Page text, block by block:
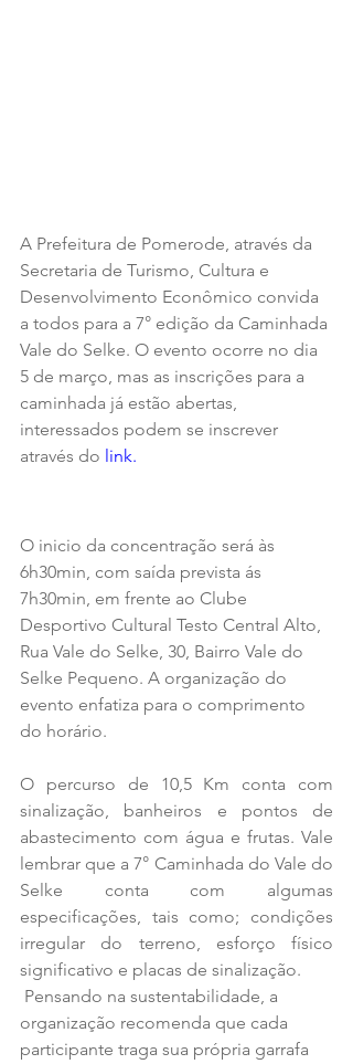
A Prefeitura de Pomerode, através da
Secretaria de Turismo, Cultura e
Desenvolvimento Econômico convida
a todos para a 7° edição da Caminhada
Vale do Selke. O evento ocorre no dia
5 de março, mas as inscrições para a
caminhada já estão abertas,
interessados podem se inscrever
através do link.
O inicio da concentração será às
6h30min, com saída prevista ás
7h30min, em frente ao Clube
Desportivo Cultural Testo Central Alto,
Rua Vale do Selke, 30, Bairro Vale do
Selke Pequeno. A organização do
evento enfatiza para o comprimento
do horário.
O percurso de 10,5 Km conta com
sinalização, banheiros e pontos de
abastecimento com água e frutas. Vale
lembrar que a 7° Caminhada do Vale do
Selke conta com algumas
especificações, tais como; condições
irregular do terreno, esforço físico
significativo e placas de sinalização.
organização recomenda que cada
participante traga sua própria garrafa